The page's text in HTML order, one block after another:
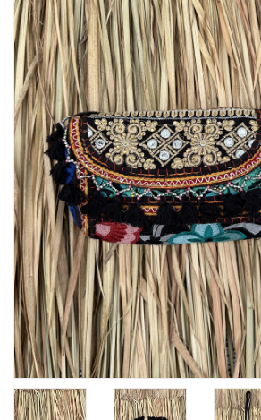
Sieraden
Accessoires
Home deco
SALE
Herensokken